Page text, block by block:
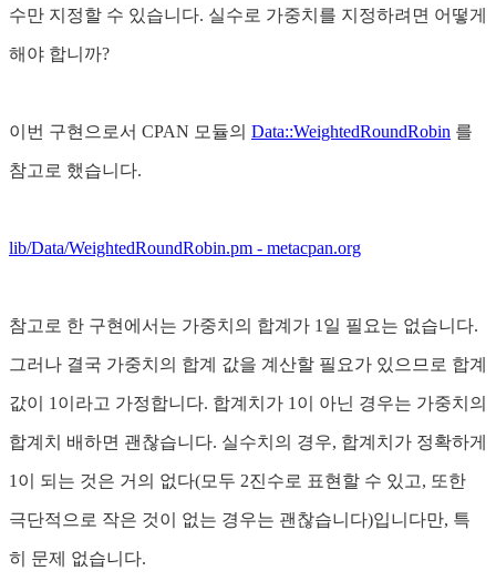
수만 지정할 수 있습니다. 실수로 가중치를 지정하려면 어떻게
해야 합니까?
이번 구현으로서 CPAN 모듈의 Data::WeightedRoundRobin 를
참고로 했습니다.
lib/Data/WeightedRoundRobin.pm - metacpan.org
참고로 한 구현에서는 가중치의 합계가 1일 필요는 없습니다.
그러나 결국 가중치의 합계 값을 계산할 필요가 있으므로 합계
값이 1이라고 가정합니다. 합계치가 1이 아닌 경우는 가중치의
합계치 배하면 괜찮습니다. 실수치의 경우, 합계치가 정확하게
1이 되는 것은 거의 없다(모두 2진수로 표현할 수 있고, 또한
극단적으로 작은 것이 없는 경우는 괜찮습니다)입니다만, 특
히 문제 없습니다.